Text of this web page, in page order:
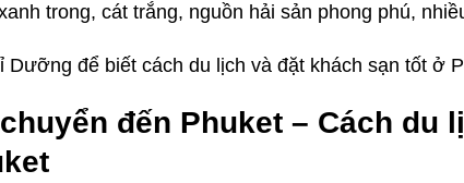
trong, cát trắng, nguồn hải sản phong phú,
Dưỡng để biết cách du lịch và đặt khách sạn tốt ở
đến Phuket – Cách du